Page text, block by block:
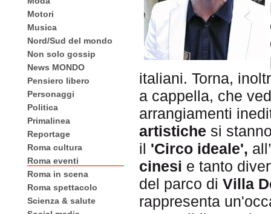
Motori
Musica
Nord/Sud del mondo
Non solo gossip
News MONDO
Pensiero libero
Personaggi
Politica
Primalinea
Reportage
Roma cultura
Roma eventi
Roma in scena
Roma spettacolo
Scienza & salute
italiani. Torna,
a cappella, che
arrangiamenti
artistiche si
il 'Circo ideale',
cinesi e tanto
del parco di Villa
rappresenta